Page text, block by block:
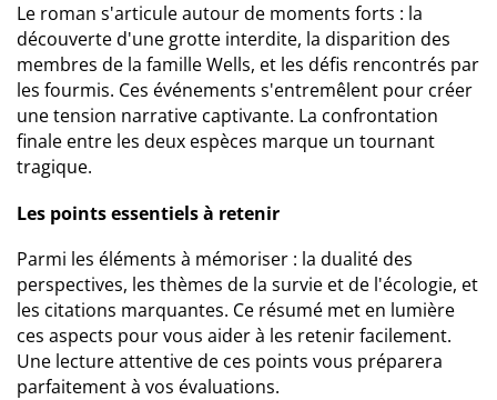
Le roman s'articule autour de moments forts : la
découverte d'une grotte interdite, la disparition des
membres de la famille Wells, et les défis rencontrés par
les fourmis. Ces événements s'entremêlent pour créer
une tension narrative captivante. La confrontation
finale entre les deux espèces marque un tournant
tragique.
Les points essentiels à retenir
Parmi les éléments à mémoriser : la dualité des
perspectives, les thèmes de la survie et de l'écologie, et
les citations marquantes. Ce résumé met en lumière
ces aspects pour vous aider à les retenir facilement.
Une lecture attentive de ces points vous préparera
parfaitement à vos évaluations.